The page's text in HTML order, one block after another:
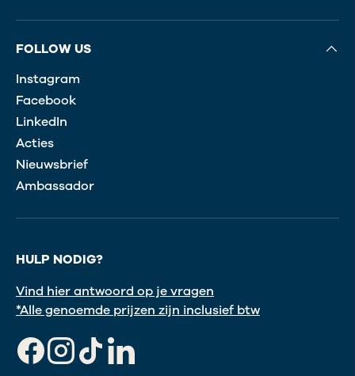
FOLLOW US
Instagram
Facebook
LinkedIn
Acties
Nieuwsbrief
Ambassador
HULP NODIG?
Vind hier antwoord op je vragen
*Alle genoemde prijzen zijn inclusief btw
FacebookInstagram
TikTokLinkedIn